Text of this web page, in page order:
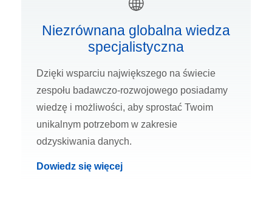
Niezrównana globalna wiedza
specjalistyczna
Dzięki wsparciu największego na świecie
zespołu badawczo-rozwojowego posiadamy
wiedzę i możliwości, aby sprostać Twoim
unikalnym potrzebom w zakresie
odzyskiwania danych.
Dowiedz się więcej